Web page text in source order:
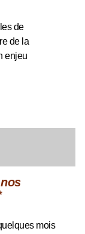
de
de la
enjeu
mois